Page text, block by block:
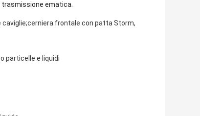
trasmissione ematica.
frontale con patta Storm,
particelle e liquidi